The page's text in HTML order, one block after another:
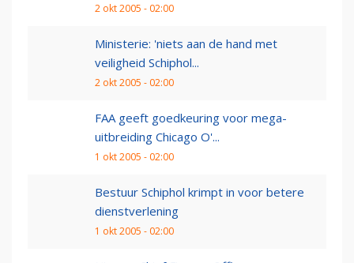
2 okt 2005 - 02:00
Ministerie: 'niets aan de hand met
veiligheid Schiphol...
2 okt 2005 - 02:00
FAA geeft goedkeuring voor mega-
uitbreiding Chicago O'...
1 okt 2005 - 02:00
Bestuur Schiphol krimpt in voor betere
dienstverlening
1 okt 2005 - 02:00